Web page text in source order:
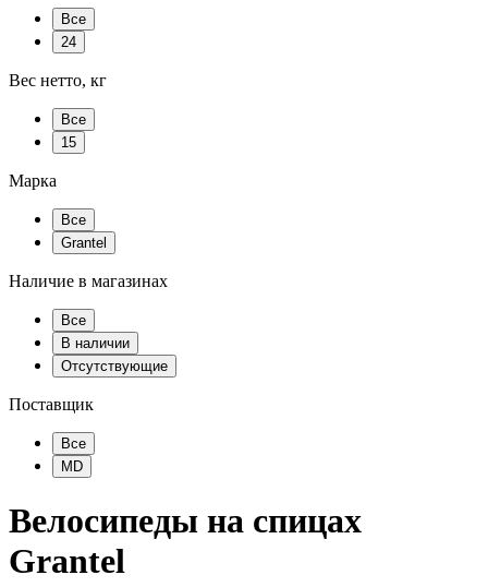
Все
24
Вес нетто, кг
Все
15
Марка
Все
Grantel
Наличие в магазинах
Все
В наличии
Отсутствующие
Поставщик
Все
MD
Велосипеды на спицах
Grantel